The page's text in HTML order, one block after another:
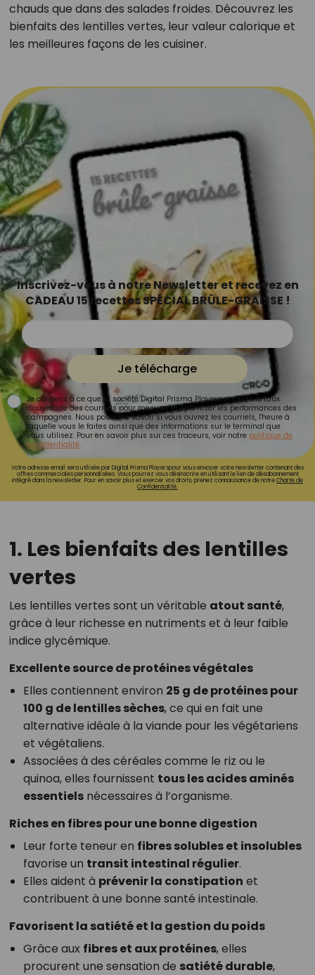
chauds que dans des salades froides. Découvrez les
bienfaits des lentilles vertes, leur valeur calorique et
les meilleures façons de les cuisiner.
Inscrivez-vous à notre Newsletter et recevez en
CADEAU 15 recettes SPÉCIAL BRÛLE-GRAISSE !
Je télécharge
Je consens à ce que la société Digital Prisma Players analyse le taux
d'ouverture des courriels pour mesurer et optimiser les performances des
campagnes. Nous pourrons savoir si vous ouvrez les courriels, l'heure à
laquelle vous le faites ainsi que des informations sur le terminal que
vous utilisez. Pour en savoir plus sur ces traceurs, voir notre politique de
confidentialité.
Votre adresse email sera utilisée par Digital Prisma Playerspour vous envoyer votre newsletter contenant des
offres commerciales personnalisées. Vous pourrez vous désinscrire en utilisant le lien de désabonnement
intégré dans la newsletter. Pour en savoir plus et exercer vos droits, prenez connaissance de notreCharte de
Confidentialité.
1. Les bienfaits des lentilles
vertes
Les lentilles vertes sont un véritable atout santé,
grâce à leur richesse en nutriments et à leur faible
indice glycémique.
Excellente source de protéines végétales
Elles contiennent environ 25 g de protéines pour
100 g de lentilles sèches, ce qui en fait une
alternative idéale à la viande pour les végétariens
et végétaliens.
Associées à des céréales comme le riz ou le
quinoa, elles fournissent tous les acides aminés
essentielsnécessaires à l’organisme.
Riches en fibres pour une bonne digestion
Leur forte teneur en fibres solubles et insolubles
favorise un transit intestinal régulier.
Elles aident à prévenir la constipation et
contribuent à une bonne santé intestinale.
Favorisent la satiété et la gestion du poids
Grâce aux fibres et aux protéines, elles
procurent une sensation de satiété durable,